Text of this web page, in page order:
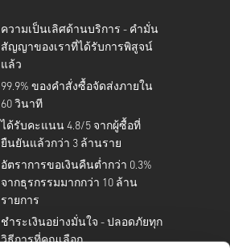
ความเป็นเลิศด้านบริการ - คำมั่น
สัญญาของเราที่ได้รับการพิสูจน์
แล้ว
99.9% ของคำสั่งซื้อจัดส่งภายใน
60 วินาที
ได้รับคะแนน 4.8/5 จากผู้ซื้อที่
ยืนยันแล้วกว่า 3 ล้านราย
อัตราการขอเงินคืนต่ำกว่า 0.3%
จากธุรกรรมมากกว่า 10 ล้าน
รายการ
ชำระเงินอย่างมั่นใจ - ปลอดภัยทุก
วิธีการที่คุณเลือก